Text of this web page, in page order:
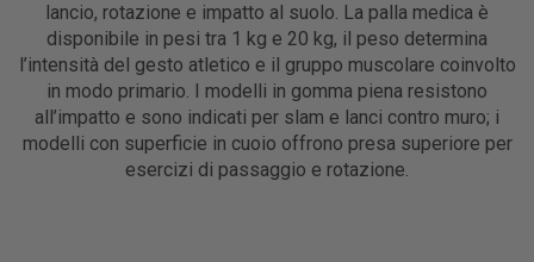
lancio, rotazione e impatto al suolo. La palla medica è
disponibile in pesi tra 1 kg e 20 kg, il peso determina
l’intensità del gesto atletico e il gruppo muscolare coinvolto
in modo primario. I modelli in gomma piena resistono
all’impatto e sono indicati per slam e lanci contro muro; i
modelli con superficie in cuoio offrono presa superiore per
esercizi di passaggio e rotazione.